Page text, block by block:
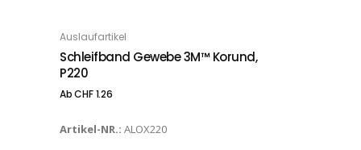
OPTIONS
Auslaufartikel
Schleifband Gewebe 3M™ Korund,
P220
AbCHF1.26
Artikel-NR.: ALOX220